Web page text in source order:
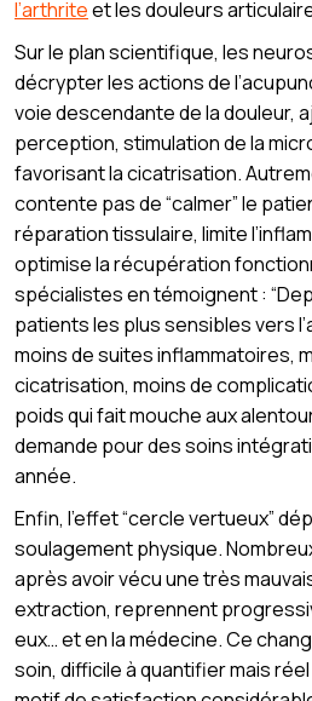
l’arthriteet les douleurs
Sur le plan scientifique, les
décrypter les actions de
voie descendante de la douleur,
perception, stimulation de la
favorisant la cicatrisation.
contente pas de “calmer” le
réparation tissulaire, limite
optimise la récupération
spécialistes en témoignent :
patients les plus sensibles vers
moins de suites inflammatoires,
cicatrisation, moins de
poids qui fait mouche aux
demande pour des soins
année.
Enfin, l’effet “cercle vertueux”
soulagement physique.
après avoir vécu une très
extraction, reprennent
eux… et en la médecine. Ce
soin, difficile à quantifier mais